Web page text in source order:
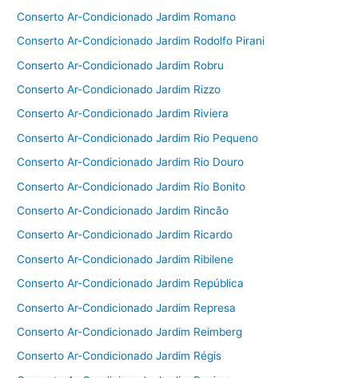
Conserto Ar-Condicionado Jardim Romano
Conserto Ar-Condicionado Jardim Rodolfo Pirani
Conserto Ar-Condicionado Jardim Robru
Conserto Ar-Condicionado Jardim Rizzo
Conserto Ar-Condicionado Jardim Riviera
Conserto Ar-Condicionado Jardim Rio Pequeno
Conserto Ar-Condicionado Jardim Rio Douro
Conserto Ar-Condicionado Jardim Rio Bonito
Conserto Ar-Condicionado Jardim Rincão
Conserto Ar-Condicionado Jardim Ricardo
Conserto Ar-Condicionado Jardim Ribilene
Conserto Ar-Condicionado Jardim República
Conserto Ar-Condicionado Jardim Represa
Conserto Ar-Condicionado Jardim Reimberg
Conserto Ar-Condicionado Jardim Régis